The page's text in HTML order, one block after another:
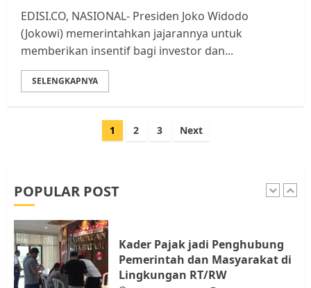
EDISI.CO, NASIONAL- Presiden Joko Widodo
(Jokowi) memerintahkan jajarannya untuk
memberikan insentif bagi investor dan...
SELENGKAPNYA
1 2 3 Next
POPULAR POST
Tim Advokasi Desak BP Batam
Berhenti Merampas Tanah
Warga Rempang
1
Pemko Batam Tegaskan RT dan
Kader Pajak jadi Penghubung
Pemerintah dan Masyarakat di
Lingkungan RT/RW